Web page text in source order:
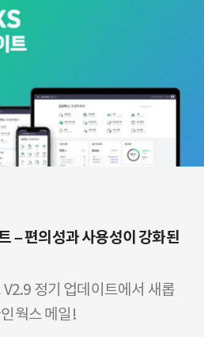
했습니다! 영상을 통해 업데
던 점들 꼭꼭 알아가도록 해요
켓 시간에 오는 알람은 에티켓
– 편의성과 사용성이 강화된
정기 업데이트에서 새롭
웍스 메일!